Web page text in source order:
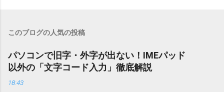
このブログの人気の投稿
パソコンで旧字・外字が出ない！IMEパッド
以外の「文字コード入力」徹底解説
18:43